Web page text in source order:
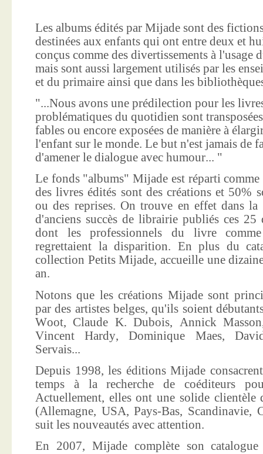
Les albums édités par Mijade sont des
destinées aux enfants qui ont entre deux et
conçus comme des divertissements à
mais sont aussi largement utilisés par les
et du primaire ainsi que dans les
"...Nous avons une prédilection pour les
problématiques du quotidien sont
fables ou encore exposées de manière à
l'enfant sur le monde. Le but n'est jamais de
d'amener le dialogue avec humour... "
Le fonds "albums" Mijade est réparti
des livres édités sont des créations et 50%
ou des reprises. On trouve en effet dans
d'anciens succès de librairie publiés ces 25
dont les professionnels du livre
regrettaient la disparition. En plus du
collection Petits Mijade, accueille une
an.
Notons que les créations Mijade sont
par des artistes belges, qu'ils soient
Woot, Claude K. Dubois, Annick
Vincent Hardy, Dominique Maes,
Servais...
Depuis 1998, les éditions Mijade
temps à la recherche de coéditeurs
Actuellement, elles ont une solide clientèle
(Allemagne, USA, Pays-Bas, Scandinavie,
suit les nouveautés avec attention.
En 2007, Mijade complète son